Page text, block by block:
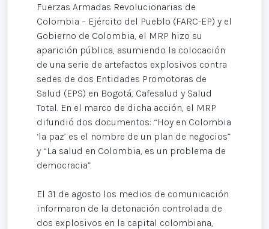
Fuerzas Armadas Revolucionarias de
Colombia – Ejército del Pueblo (FARC-EP) y el
Gobierno de Colombia, el MRP hizo su
aparición pública, asumiendo la colocación
de una serie de artefactos explosivos contra
sedes de dos Entidades Promotoras de
Salud (EPS) en Bogotá, Cafesalud y Salud
Total. En el marco de dicha acción, el MRP
difundió dos documentos: “Hoy en Colombia
‘la paz’ es el nombre de un plan de negocios”
y “La salud en Colombia, es un problema de
democracia”.
El 31 de agosto los medios de comunicación
informaron de la detonación controlada de
dos explosivos en la capital colombiana,